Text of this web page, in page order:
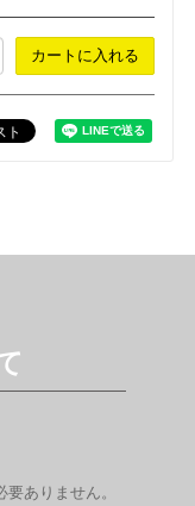
ありません。